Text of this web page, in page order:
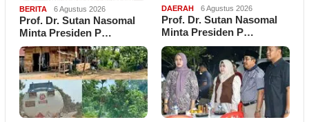
BERITA 6 Agustus 2026
Prof. Dr. Sutan Nasomal
Minta Presiden P…
DAERAH 6 Agustus 2026
Prof. Dr. Sutan Nasomal
Minta Presiden P…